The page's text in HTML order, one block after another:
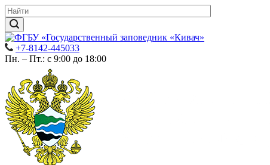
+7-8142-445033
Пн. – Пт.: с 9:00 до 18:00